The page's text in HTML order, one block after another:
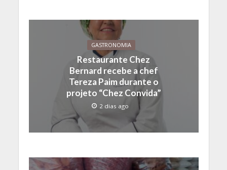
GASTRONOMIA
Restaurante Chez
Bernard recebe a chef
Tereza Paim durante o
projeto “Chez Convida”
2 dias ago